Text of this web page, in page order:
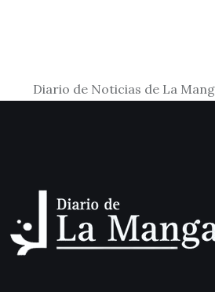
Diario de Noticias de La